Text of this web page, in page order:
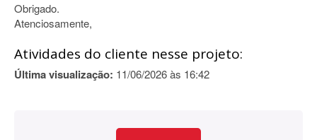
Obrigado.
Atenciosamente,
Atividades do cliente nesse projeto:
Última visualização: 11/06/2026 às 16:42